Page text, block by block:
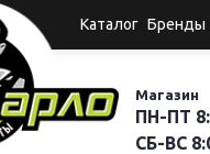
Каталог Бренды
Магазин
ПН-ПТ
СБ-ВС